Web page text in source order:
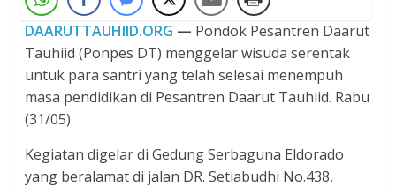
DAARUTTAUHIID.ORG — Pondok Pesantren Daarut
Tauhiid (Ponpes DT) menggelar wisuda serentak
untuk para santri yang telah selesai menempuh
masa pendidikan di Pesantren Daarut Tauhiid. Rabu
(31/05).
Kegiatan digelar di Gedung Serbaguna Eldorado
yang beralamat di jalan DR. Setiabudhi No.438,